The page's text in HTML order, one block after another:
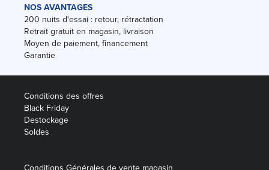
NOS AVANTAGES
200 nuits d'essai : retour, rétractation
Retrait gratuit en magasin, livraison
Moyen de paiement, financement
Garantie
Conditions des offres
Black Friday
Destockage
Soldes
Conditions Générales de vente magasin